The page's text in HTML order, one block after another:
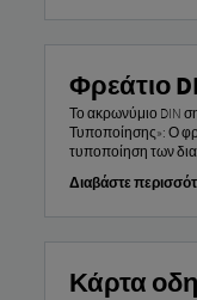
Φρεάτιο
Το ακρωνύμιο DIN
Τυποποίησης»: Ο
τυποποίηση των
Διαβάστε
Κάρτα